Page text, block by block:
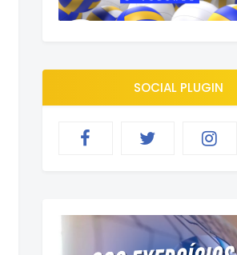
SOCIAL PLUGIN